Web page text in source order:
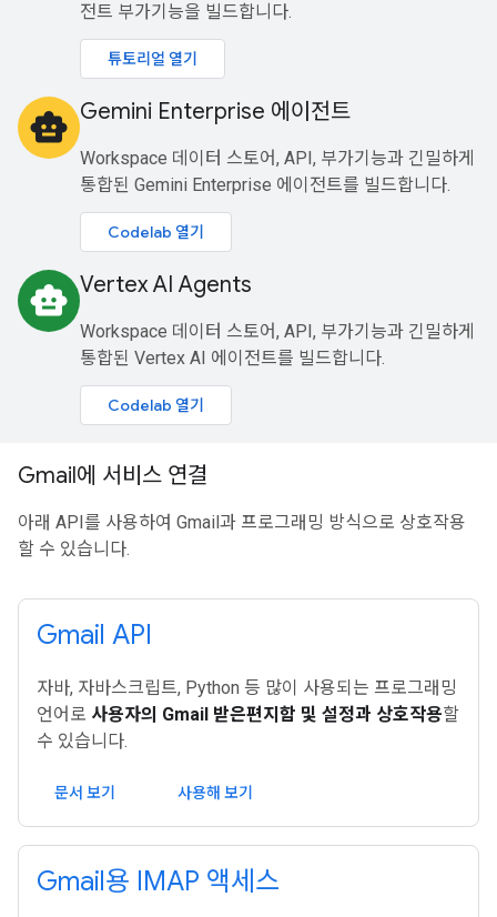
전트 부가기능을 빌드합니다.
튜토리얼 열기
smart_toy Gemini Enterprise 에이전트
Workspace 데이터 스토어, API, 부가기능과 긴밀하게
통합된 Gemini Enterprise 에이전트를 빌드합니다.
Codelab 열기
smart_toy Vertex AI Agents
Workspace 데이터 스토어, API, 부가기능과 긴밀하게
통합된 Vertex AI 에이전트를 빌드합니다.
Codelab 열기
Gmail에 서비스 연결
아래 API를 사용하여 Gmail과 프로그래밍 방식으로 상호작용
할 수 있습니다.
Gmail API
자바, 자바스크립트, Python 등 많이 사용되는 프로그래밍
언어로 사용자의 Gmail 받은편지함 및 설정과 상호작용할
수 있습니다.
문서 보기 사용해 보기
Gmail용 IMAP 액세스